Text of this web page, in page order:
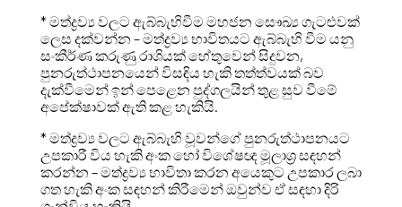
* මත්ද්‍රව්‍ය වලට ඇබ්බැහිවීම මහජන සෞඛ්‍ය ගැටළුවක්
ලෙස දක්වන්න – මත්ද්‍රව්‍ය භාවිතයට ඇබ්බැහි වීම යනු
සංකීර්ණ කරුණු රාශියක් හේතුවෙන් සිදුවන,
පුනරුත්ථාපනයෙන් විසඳිය හැකි තත්ත්වයක් බව
දැක්වීමෙන් ඉන් පෙළෙන පුද්ගලයින් තුළ සුව වීමේ
අපේක්ෂාවක් ඇති කළ හැකියි.
* මත්ද්‍රව්‍ය වලට ඇබ්බැහි වූවන්ගේ පුනරුත්ථාපනයට
උපකාරී විය හැකි අංක හෝ විශේෂඥ මූලාශ්‍ර සඳහන්
කරන්න – මත්ද්‍රව්‍ය භාවිතා කරන අයෙකුට උපකාර ලබා
ගත හැකි අංක සඳහන් කිරීමෙන් ඔවුන්ව ඒ සඳහා දිරි